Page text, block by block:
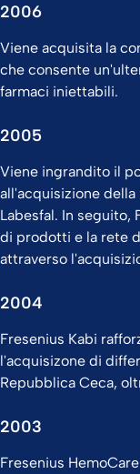
2006
Viene acquisita la
che consente
farmaci iniettabili.
2005
Viene ingrandito il
all'acquisizione
Labesfal. In seguito,
di prodotti e la rete
attraverso
2004
Fresenius Kabi
l'acquisizone di
Repubblica Ceca,
2003
Fresenius